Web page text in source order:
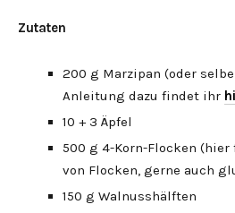
Zutaten
200 g Marzipan (oder
Anleitung dazu findet ihr
10 + 3 Äpfel
500 g 4-Korn-Flocken
von Flocken, gerne auch
150 g Walnusshälften